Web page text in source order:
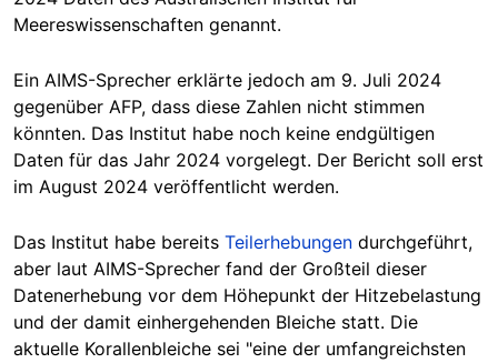
Meereswissenschaften genannt.
Ein AIMS-Sprecher erklärte jedoch am 9. Juli 2024
gegenüber AFP, dass diese Zahlen nicht stimmen
könnten. Das Institut habe noch keine endgültigen
Daten für das Jahr 2024 vorgelegt. Der Bericht soll erst
im August 2024 veröffentlicht werden.
Das Institut habe bereits Teilerhebungen durchgeführt,
aber laut AIMS-Sprecher fand der Großteil dieser
Datenerhebung vor dem Höhepunkt der Hitzebelastung
und der damit einhergehenden Bleiche statt. Die
aktuelle Korallenbleiche sei "eine der umfangreichsten